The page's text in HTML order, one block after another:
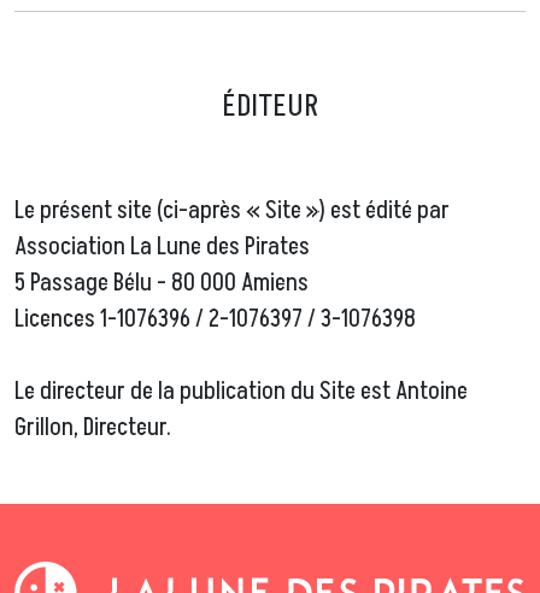
ÉDITEUR
Le présent site (ci-après « Site ») est édité par
Association La Lune des Pirates
5 Passage Bélu - 80 000 Amiens
Licences 1-1076396 / 2-1076397 / 3-1076398
Le directeur de la publication du Site est Antoine
Grillon, Directeur.